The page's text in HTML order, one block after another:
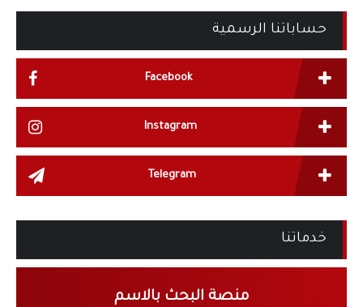
حساباتنا الرسمية
Facebook
Instagram
Telegram
خدماتنا
منصة البحث بالاسم